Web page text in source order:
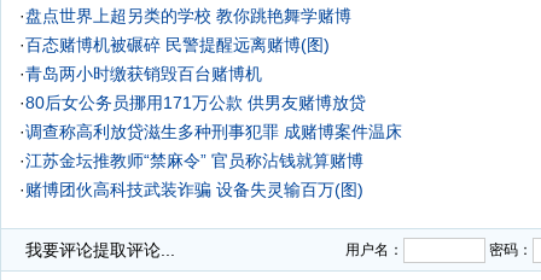
·盘点世界上超另类的学校 教你跳艳舞学赌博
·百态赌博机被碾碎 民警提醒远离赌博(图)
·青岛两小时缴获销毁百台赌博机
·80后女公务员挪用171万公款 供男友赌博放贷
·调查称高利放贷滋生多种刑事犯罪 成赌博案件温床
·江苏金坛推教师“禁麻令” 官员称沾钱就算赌博
·赌博团伙高科技武装诈骗 设备失灵输百万(图)
我要评论提取评论... 用户名： 密码：